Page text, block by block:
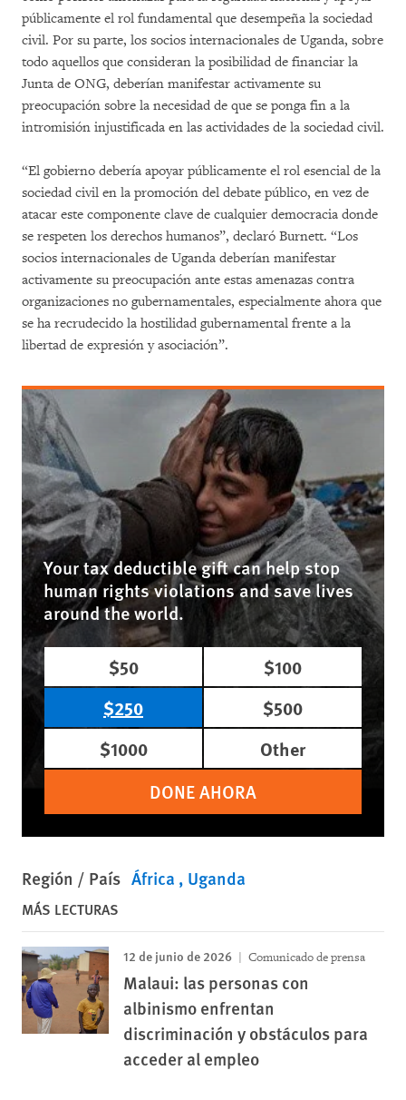
públicamente el rol fundamental que desempeña la sociedad
civil. Por su parte, los socios internacionales de Uganda, sobre
todo aquellos que consideran la posibilidad de financiar la
Junta de ONG, deberían manifestar activamente su
preocupación sobre la necesidad de que se ponga fin a la
intromisión injustificada en las actividades de la sociedad civil.
“El gobierno debería apoyar públicamente el rol esencial de la
sociedad civil en la promoción del debate público, en vez de
atacar este componente clave de cualquier democracia donde
se respeten los derechos humanos”, declaró Burnett. “Los
socios internacionales de Uganda deberían manifestar
activamente su preocupación ante estas amenazas contra
organizaciones no gubernamentales, especialmente ahora que
se ha recrudecido la hostilidad gubernamental frente a la
libertad de expresión y asociación”.
Your tax deductible gift can help stop
human rights violations and save lives
around the world.
$50
$100
$250
$500
$1000
Other
DONE AHORA
Región / País África Uganda
MÁS LECTURAS
12 de junio de 2026 Comunicado de prensa
Malaui: las personas con
albinismo enfrentan
discriminación y obstáculos para
acceder al empleo